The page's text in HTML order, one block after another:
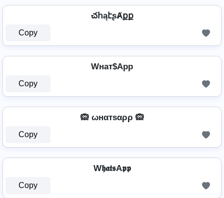
చհąէʂȺքք
Copy
Wнат$App
Copy
🙉 ωнαтѕαρρ 🙉
Copy
W𝖍𝖆𝖙𝖘A𝖕𝖕
Copy